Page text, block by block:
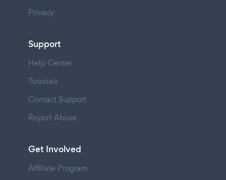
Privacy
Support
Help Center
Tutorials
Contact Support
Report Abuse
Get Involved
Affiliate Program